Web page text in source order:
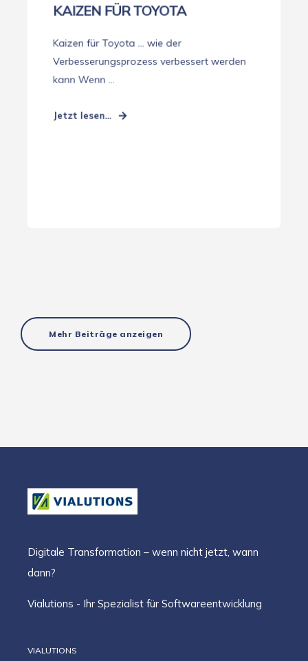
KAIZEN FÜR TOYOTA
Kaizen für Toyota ... wie der
Verbesserungsprozess verbessert werden
kann Wenn ...
Jetzt lesen...
Mehr Beiträge anzeigen
Digitale Transformation – wenn nicht jetzt, wann
dann?
Vialutions - Ihr Spezialist für Softwareentwicklung
VIALUTIONS